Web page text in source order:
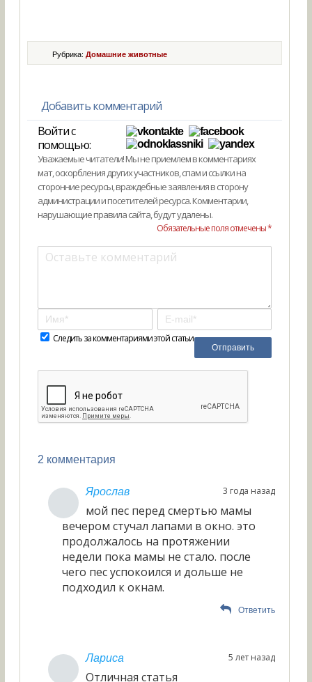
Рубрика:Домашние животные
Добавить комментарий
Войти с
помощью:
Уважаемые читатели! Мы не приемлем в комментариях
мат, оскорбления других участников, спам и ссылки на
сторонние ресурсы, враждебные заявления в сторону
администрации и посетителей ресурса. Комментарии,
нарушающие правила сайта, будут удалены.
Обязательные поля отмечены *
Следить за комментариями этой статьи
2 комментария
Ярослав 3 года назад
мой пес перед смертью мамы
вечером стучал лапами в окно. это
продолжалось на протяжении
недели пока мамы не стало. после
чего пес успокоился и дольше не
подходил к окнам.
Ответить
Лариса 5 лет назад
Отличная статья